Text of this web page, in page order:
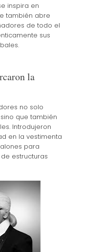
inspira en
también abre
de todo el
sus
la
no solo
que también
Introdujeron
en la vestimenta
para
estructuras